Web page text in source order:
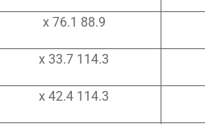
88.9 x 76.1
114.3 x 33.7
114.3 x 42.4